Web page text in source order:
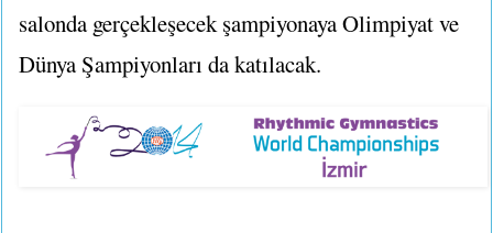
salonda gerçekleşecek şampiyonaya Olimpiyat ve
Dünya Şampiyonları da katılacak.